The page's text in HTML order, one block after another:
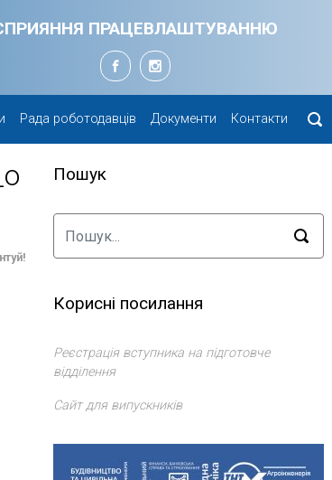
СПРИЯННЯ ПРАЦЕВЛАШТУВАННЮ
Рада роботодавців Документи Контакти
Пошук
Корисні посилання
Реєстрація вступника на підготовче
відділення
Сайт для випускників